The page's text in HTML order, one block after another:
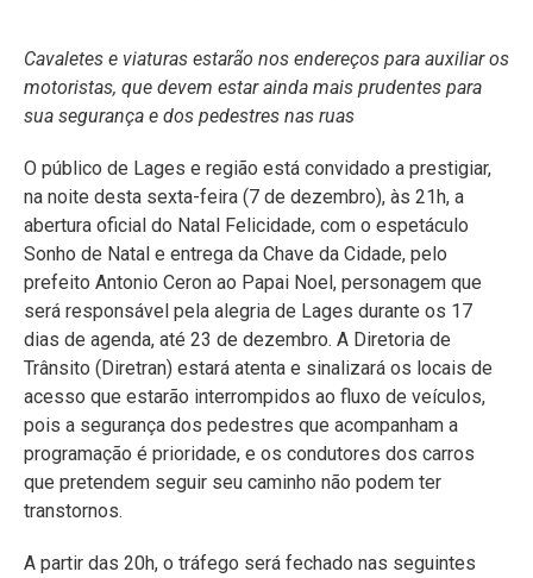
Cavaletes e viaturas estarão nos endereços para auxiliar os
motoristas, que devem estar ainda mais prudentes para
sua segurança e dos pedestres nas ruas
O público de Lages e região está convidado a prestigiar,
na noite desta sexta-feira (7 de dezembro), às 21h, a
abertura oficial do Natal Felicidade, com o espetáculo
Sonho de Natal e entrega da Chave da Cidade, pelo
prefeito Antonio Ceron ao Papai Noel, personagem que
será responsável pela alegria de Lages durante os 17
dias de agenda, até 23 de dezembro. A Diretoria de
Trânsito (Diretran) estará atenta e sinalizará os locais de
acesso que estarão interrompidos ao fluxo de veículos,
pois a segurança dos pedestres que acompanham a
programação é prioridade, e os condutores dos carros
que pretendem seguir seu caminho não podem ter
transtornos.
A partir das 20h, o tráfego será fechado nas seguintes